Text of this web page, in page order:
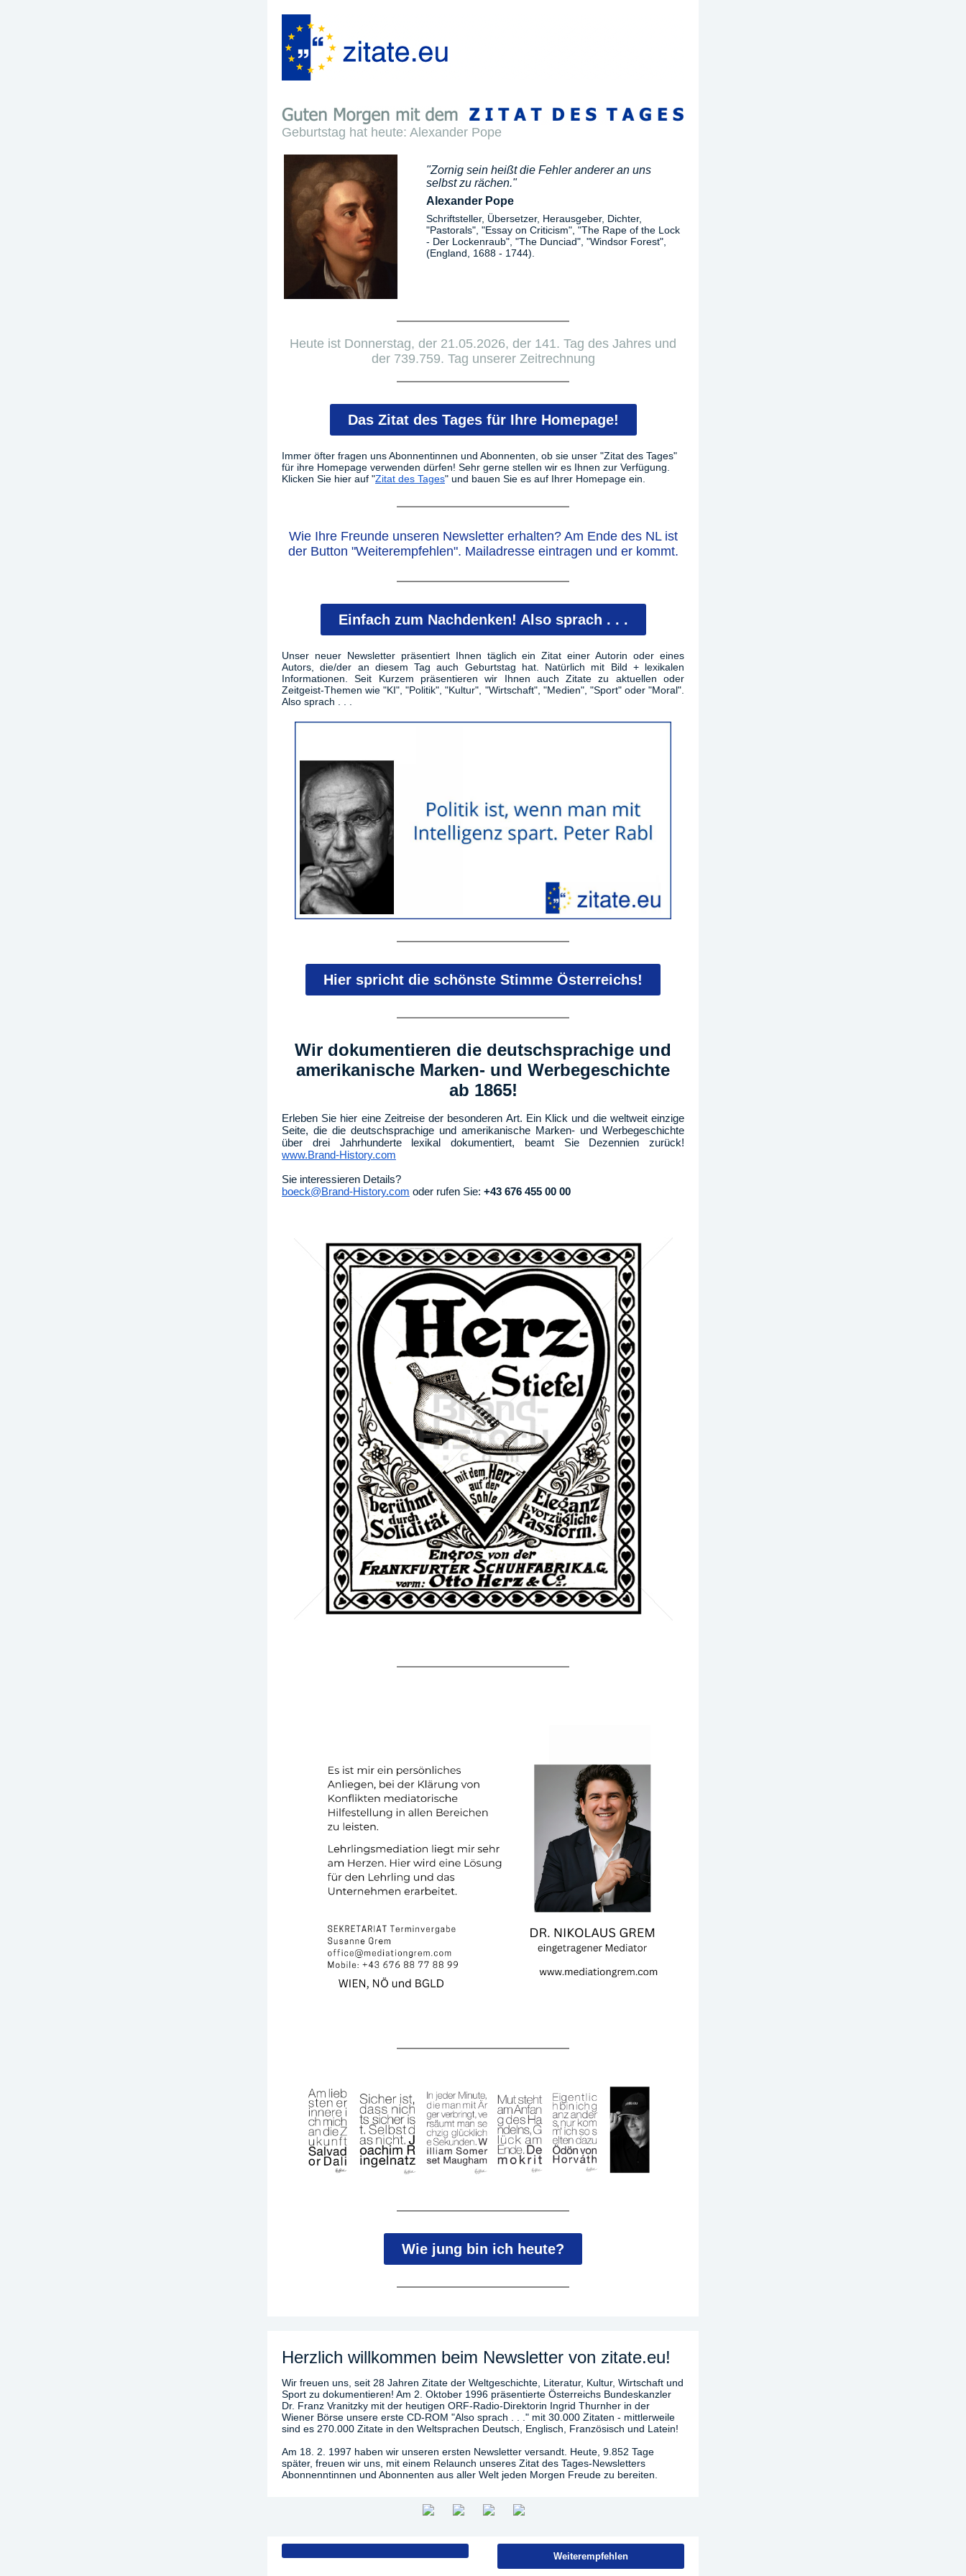
Geburtstag hat heute: Alexander Pope
"Zornig sein heißt die Fehler anderer an uns
selbst zu rächen."
Alexander Pope
Schriftsteller, Übersetzer, Herausgeber, Dichter,
"Pastorals", "Essay on Criticism", "The Rape of the Lock
- Der Lockenraub", "The Dunciad", "Windsor Forest",
(England, 1688 - 1744).
Heute ist Donnerstag, der 21.05.2026, der 141. Tag des Jahres und
der 739.759. Tag unserer Zeitrechnung
Das Zitat des Tages für Ihre Homepage!
Immer öfter fragen uns Abonnentinnen und Abonnenten, ob sie unser "Zitat des Tages"
für ihre Homepage verwenden dürfen! Sehr gerne stellen wir es Ihnen zur Verfügung.
Klicken Sie hier auf "Zitat des Tages" und bauen Sie es auf Ihrer Homepage ein.
Wie Ihre Freunde unseren Newsletter erhalten? Am Ende des NL ist
der Button "Weiterempfehlen". Mailadresse eintragen und er kommt.
Einfach zum Nachdenken! Also sprach . . .
Unser neuer Newsletter präsentiert Ihnen täglich ein Zitat einer Autorin oder eines
Autors, die/der an diesem Tag auch Geburtstag hat. Natürlich mit Bild + lexikalen
Informationen. Seit Kurzem präsentieren wir Ihnen auch Zitate zu aktuellen oder
Zeitgeist-Themen wie "KI", "Politik", "Kultur", "Wirtschaft", "Medien", "Sport" oder "Moral".
Also sprach . . .
Hier spricht die schönste Stimme Österreichs!
Wir dokumentieren die deutschsprachige und
amerikanische Marken- und Werbegeschichte
ab 1865!
Erleben Sie hier eine Zeitreise der besonderen Art. Ein Klick und die weltweit einzige
Seite, die die deutschsprachige und amerikanische Marken- und Werbegeschichte
über drei Jahrhunderte lexikal dokumentiert, beamt Sie Dezennien zurück!
www.Brand-History.com
Sie interessieren Details?
boeck@Brand-History.com oder rufen Sie: +43 676 455 00 00
Wie jung bin ich heute?
Herzlich willkommen beim Newsletter von zitate.eu!
Wir freuen uns, seit 28 Jahren Zitate der Weltgeschichte, Literatur, Kultur, Wirtschaft und
Sport zu dokumentieren! Am 2. Oktober 1996 präsentierte Österreichs Bundeskanzler
Dr. Franz Vranitzky mit der heutigen ORF-Radio-Direktorin Ingrid Thurnher in der
Wiener Börse unsere erste CD-ROM "Also sprach . . ." mit 30.000 Zitaten - mittlerweile
sind es 270.000 Zitate in den Weltsprachen Deutsch, Englisch, Französisch und Latein!
Am 18. 2. 1997 haben wir unseren ersten Newsletter versandt. Heute, 9.852 Tage
später, freuen wir uns, mit einem Relaunch unseres Zitat des Tages-Newsletters
Abonnenntinnen und Abonnenten aus aller Welt jeden Morgen Freude zu bereiten.
Weiterempfehlen